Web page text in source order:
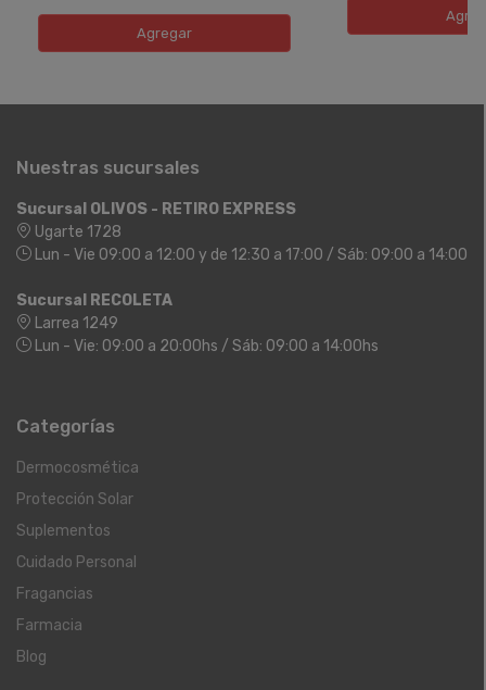
Agregar
Nuestras sucursales
Sucursal OLIVOS - RETIRO EXPRESS
Ugarte 1728
Lun - Vie 09:00 a 12:00 y de 12:30 a 17:00 / Sáb: 09:00 a 14:00
Sucursal RECOLETA
Larrea 1249
Lun - Vie: 09:00 a 20:00hs / Sáb: 09:00 a 14:00hs
Categorías
Dermocosmética
Protección Solar
Suplementos
Cuidado Personal
Fragancias
Farmacia
Blog